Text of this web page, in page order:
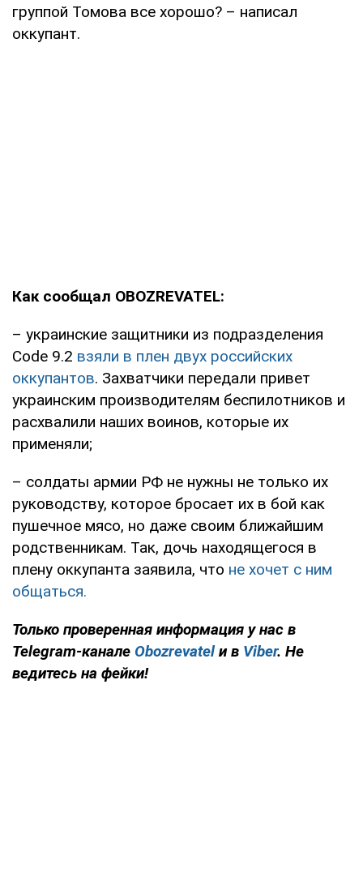
группой Томова все хорошо? – написал
оккупант.
Как сообщал OBOZREVATEL:
– украинские защитники из подразделения
Code 9.2 взяли в плен двух российских
оккупантов. Захватчики передали привет
украинским производителям беспилотников и
расхвалили наших воинов, которые их
применяли;
– солдаты армии РФ не нужны не только их
руководству, которое бросает их в бой как
пушечное мясо, но даже своим ближайшим
родственникам. Так, дочь находящегося в
плену оккупанта заявила, что не хочет с ним
общаться.
Только проверенная информация у нас в
Telegram-канале Obozrevatelи в Viber. Не
ведитесь на фейки!